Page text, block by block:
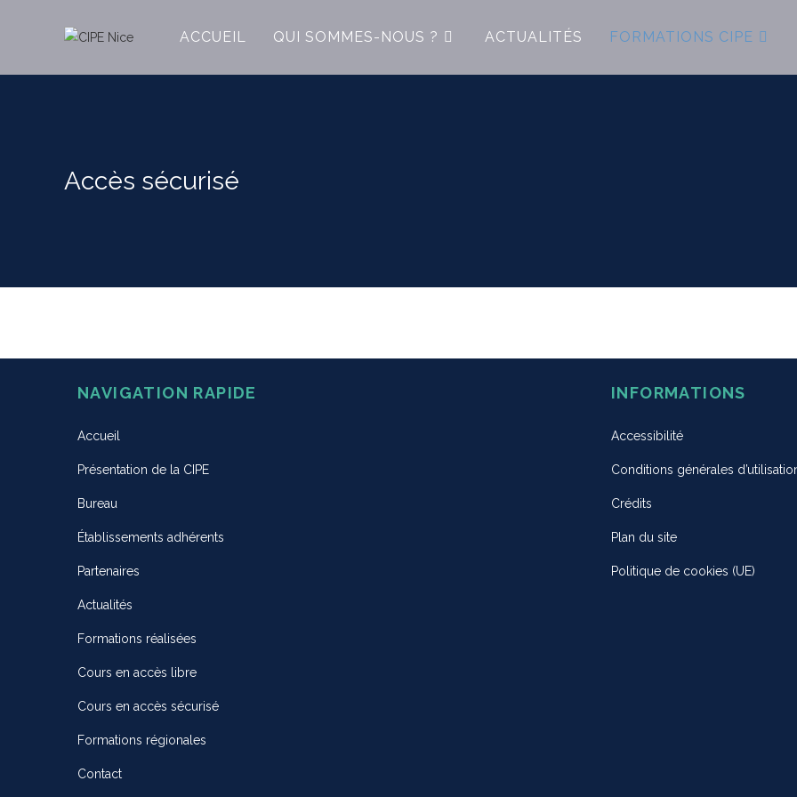
ACCUEIL QUI SOMMES-NOUS ? ACTUALITÉS FORMATIONS CIPE
Accès sécurisé
NAVIGATION RAPIDE
Accueil
Présentation de la CIPE
Bureau
Établissements adhérents
Partenaires
Actualités
Formations réalisées
Cours en accès libre
Cours en accès sécurisé
Formations régionales
Contact
INFORMATIONS
Accessibilité
Conditions générales
Crédits
Plan du site
Politique de cookies (UE)